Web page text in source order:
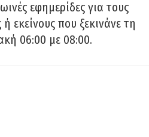
εφημερίδες για τους
εκείνους που ξεκινάνε τη
06:00 με 08:00.